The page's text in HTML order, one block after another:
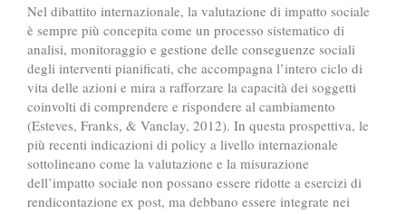
Nel dibattito internazionale, la valutazione di impatto sociale
è sempre più concepita come un processo sistematico di
analisi, monitoraggio e gestione delle conseguenze sociali
degli interventi pianificati, che accompagna l’intero ciclo di
vita delle azioni e mira a rafforzare la capacità dei soggetti
coinvolti di comprendere e rispondere al cambiamento
(Esteves, Franks, & Vanclay, 2012). In questa prospettiva, le
più recenti indicazioni di policy a livello internazionale
sottolineano come la valutazione e la misurazione
dell’impatto sociale non possano essere ridotte a esercizi di
rendicontazione ex post, ma debbano essere integrate nei